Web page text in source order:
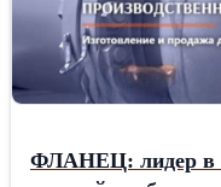
ФЛАНЕЦ: лидер в